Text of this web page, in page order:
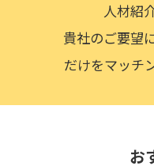
人材紹
貴社のご要望
だけをマッチ
お